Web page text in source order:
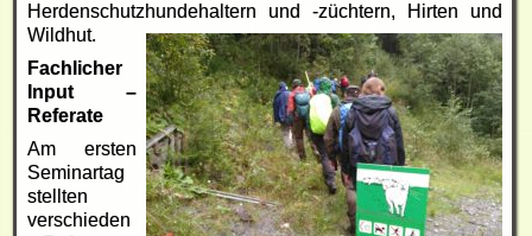
Herdenschutzhundehaltern und -züchtern, Hirten und
Wildhut.
Fachlicher
Input –
Referate
Am ersten
Seminartag
stellten
verschieden